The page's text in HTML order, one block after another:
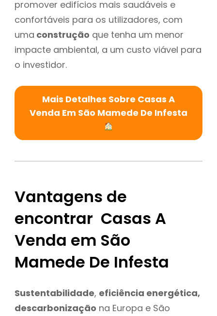
promover edifícios mais saudáveis e
confortáveis para os utilizadores, com
uma construção que tenha um menor
impacte ambiental, a um custo viável para
o investidor.
Mais Detalhes Sobre Casas A
Venda Em São Mamede De Infesta
Vantagens de
encontrar Casas A
Venda em São
Mamede De Infesta
Sustentabilidade, eficiência energética,
descarbonização na Europa e São